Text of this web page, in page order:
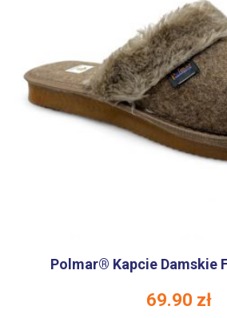
Polmar® Kapcie Damskie
69.90 zł